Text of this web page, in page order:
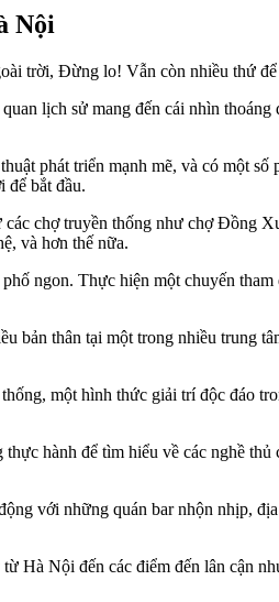
Nội
trời, Đừng lo! Vẫn còn nhiều thứ
lịch sử mang đến cái nhìn
phát triển mạnh mẽ, và có một
để bắt đầu.
chợ truyền thống như chợ Đồng
và hơn thế nữa.
ngon. Thực hiện một chuyến
bản thân tại một trong nhiều trung
một hình thức giải trí độc đáo
thực hành để tìm hiểu về các nghề
với những quán bar nhộn nhịp,
Hà Nội đến các điểm đến lân cận